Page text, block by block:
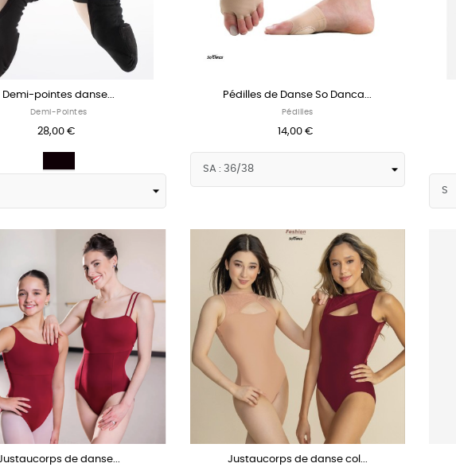
Demi-pointes danse...
Demi-Pointes
28,00 €
Pédilles de Danse So Danca...
Pédilles
14,00 €
de danse... Justaucorps de danse col...